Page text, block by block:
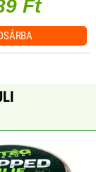
Ft